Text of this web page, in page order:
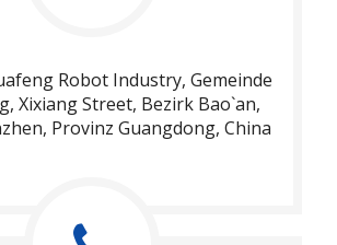
Robot Industry, Gemeinde
Xixiang Street, Bezirk Bao`an,
Provinz Guangdong, China